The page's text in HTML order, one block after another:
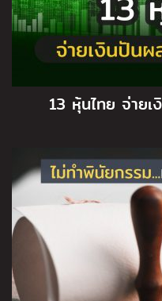
13 หุ้นไทย จ่าย